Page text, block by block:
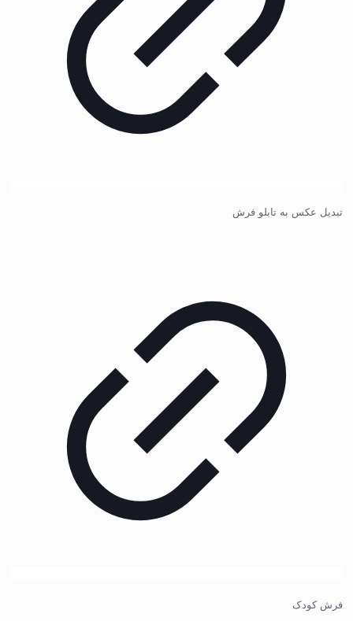
تبدیل عکس به تابلو فرش
فرش کودک